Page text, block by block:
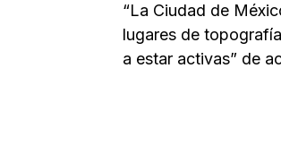
“La Ciudad de
lugares de
a estar activas” de